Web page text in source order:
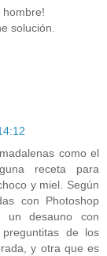
hombre!
solución.
como el
receta para
y miel. Según
con Photoshop
un desauno con
de los
y otra que es